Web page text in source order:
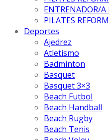
ENTRENADOR/A
PILATES
Deportes
Ajedrez
Atletismo
Badminton
Basquet
Basquet 3×3
Beach Futbol
Beach Handball
Beach Rugby
Beach Tenis